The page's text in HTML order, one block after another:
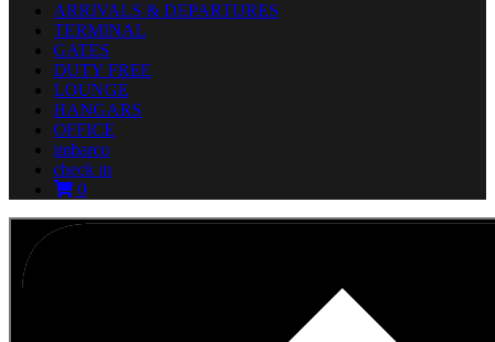
ARRIVALS & DEPARTURES
TERMINAL
GATES
DUTY FREE
LOUNGE
HANGARS
OFFICE
imbarco
check in
0